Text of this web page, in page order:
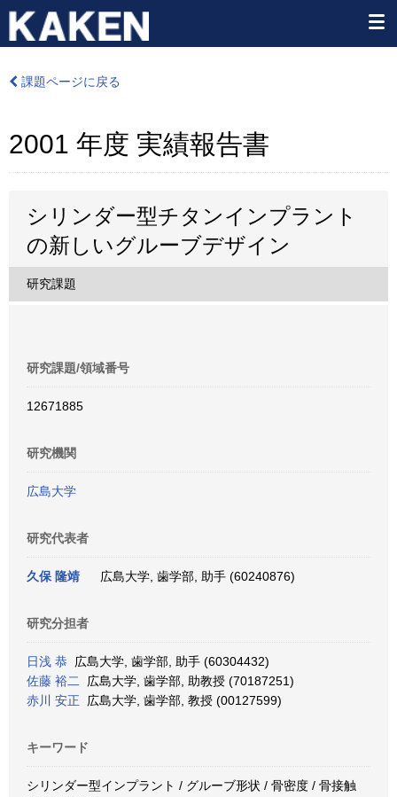
課題ページに戻る
2001 年度 実績報告書
シリンダー型チタンインプラント
の新しいグルーブデザイン
研究課題
研究課題/領域番号
12671885
研究機関
広島大学
研究代表者
久保 隆靖 広島大学, 歯学部, 助手 (60240876)
研究分担者
日浅 恭 広島大学, 歯学部, 助手 (60304432)
佐藤 裕二
広島大学, 歯学部, 助教授 (70187251)
赤川 安正 広島大学, 歯学部, 教授 (00127599)
キーワード
シリンダー型インプラント / グルーブ形状 / 骨密度 / 骨接触